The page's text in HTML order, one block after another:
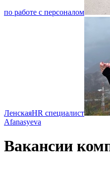
по работе с персоналом
ЛенскаяHR специалист
Afanasyeva
Вакансии